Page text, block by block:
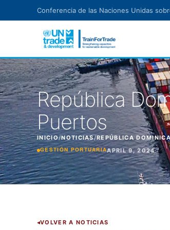
Conferencia de las Naciones Unidas
República
Puertos
INICIO/NOTICIAS/REPÚBLICA
GESTIÓN PORTUARIAAPRIL 9, 2024
VOLVER A NOTICIAS